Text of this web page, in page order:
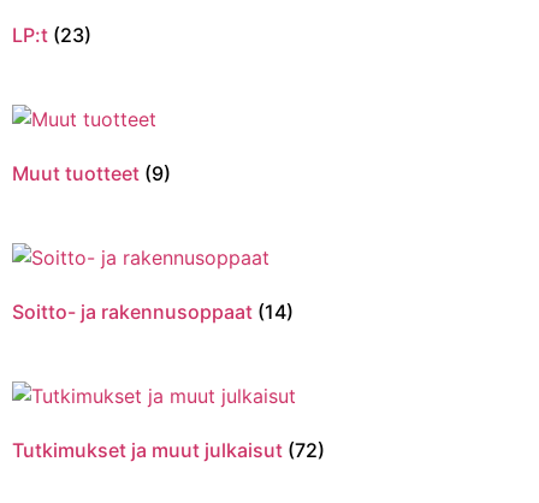
LP:t (23)
Muut tuotteet (9)
Soitto- ja rakennusoppaat (14)
Tutkimukset ja muut julkaisut (72)